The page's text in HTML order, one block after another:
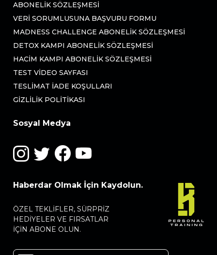
ABONELIK SÖZLEŞMESI
VERI SORUMLUSUNA BAŞVURU FORMU
MADNESS CHALLENGE ABONELIK SÖZLEŞMESI
DETOX KAMPI ABONELIK SÖZLEŞMESI
HACIM KAMPI ABONELIK SÖZLEŞMESI
TEST VIDEO SAYFASI
TESLIMAT İADE KOŞULLARI
GIZLILIK POLITIKASI
Sosyal Medya
Haberdar Olmak İçin Kaydolun.
ÖZEL TEKLIFLER, SÜRPRIZ
HEDIYELER VE FIRSATLAR
IÇIN ABONE OLUN.